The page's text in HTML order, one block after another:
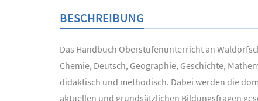
BESCHREIBUNG
Das Handbuch Oberstufenunterricht an
Chemie, Deutsch, Geographie, Geschichte,
didaktisch und methodisch. Dabei werden die
aktuellen und grundsätzlichen Bildungsfragen